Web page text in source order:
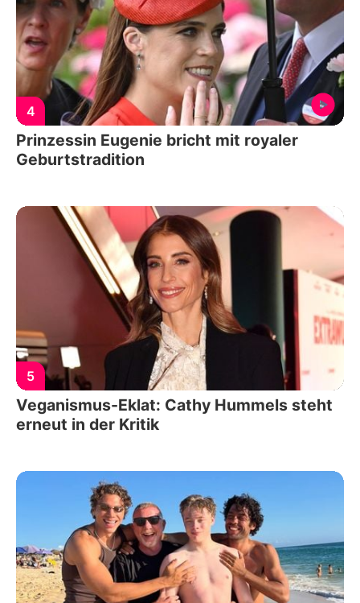
4
Prinzessin Eugenie bricht mit royaler
Geburtstradition
5
Veganismus-Eklat: Cathy Hummels steht
erneut in der Kritik